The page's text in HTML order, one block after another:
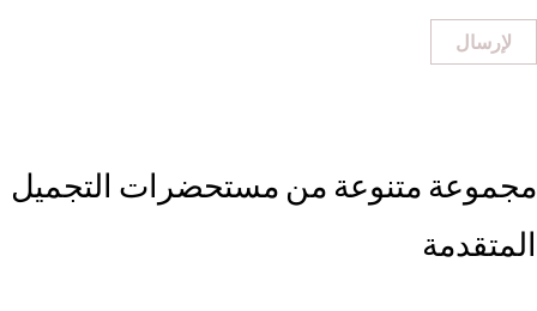
لإرسال
مجموعة متنوعة من مستحضرات التجميل
المتقدمة